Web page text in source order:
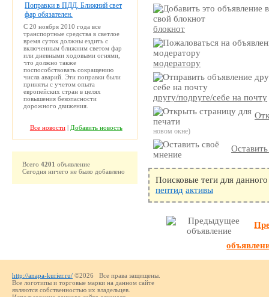
блокнот
модератору
другу/подруге/себе на почту
новом окне)
Поисковые теги для
пептид активы
Поправки в ПДД. Ближний свет
фар обязателен.
С 20 ноября 2010 года все
транспортные средства в светлое
время суток должны ездить с
включенным ближним светом фар
или дневными ходовыми огнями,
что должно также
поспособствовать сокращению
числа аварий. Эти поправки были
приняты с учетом опыта
европейских стран в целях
повышения безопасности
дорожного движения.
Все новости| Добавить новость
Всего 4201 объявление
Сегодня ничего не было добавлено
http://anapa-kurier.ru/ ©2026 Все права защищены.
Все логотипы и торговые марки на данном сайте
являются собственностью их владельцев.